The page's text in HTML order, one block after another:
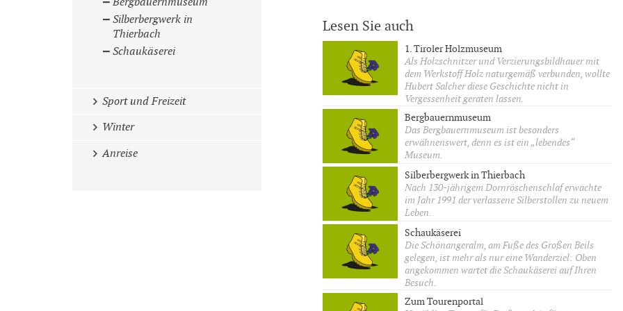
Lesen Sie auch
1. Tiroler Holzmuseum
Als Holzschnitzer und Verzierungsbildhauer mit
dem Werkstoff Holz naturgemäß verbunden, wollte
Hubert Salcher diese Geschichte nicht in
Vergessenheit geraten lassen.
Bergbauernmuseum
Das Bergbauernmuseum ist besonders
erwähnenswert, denn es ist ein „lebendes“
Museum.
Silberbergwerk in Thierbach
Nach 130-jährigem Dornröschenschlaf erwachte
im Jahr 1991 der verlassene Silberstollen zu neuem
Leben.
Schaukäserei
Die Schönangeralm, am Fuße des Großen Beils
gelegen, ist mehr als nur eine Wanderziel: Oben
angekommen wartet die Schaukäserei auf Ihren
Besuch.
Zum Tourenportal
Silberbergwerk in
Thierbach
Schaukäserei
Sport und Freizeit
Winter
Anreise